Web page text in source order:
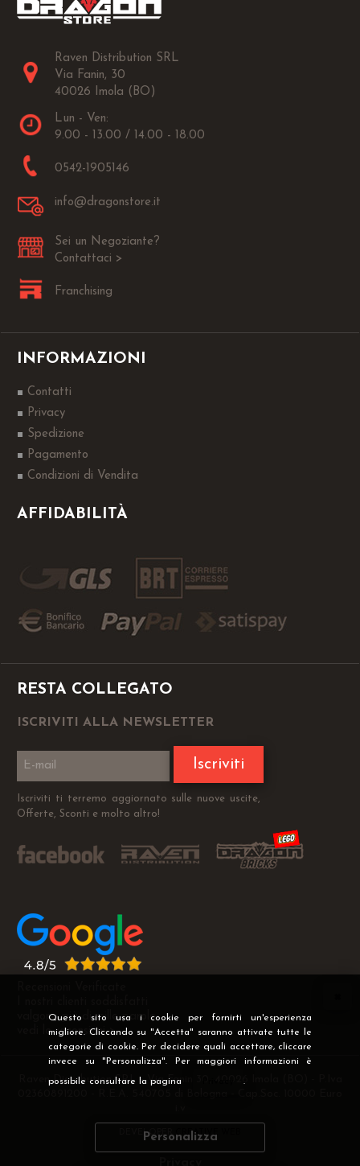
Questo sito usa i cookie per fornirti un'esperienza
migliore. Cliccando su "Accetta" saranno attivate tutte le
categorie di cookie. Per decidere quali accettare, cliccare
invece su "Personalizza". Per maggiori informazioni è
possibile consultare la pagina .
Personalizza
Raven Distribution SRL
Via Fanin, 30
40026 Imola (BO)
Lun - Ven:
9.00 - 13.00 / 14.00 - 18.00
0542-1905146
info@dragonstore.it
Sei un Negoziante?
Contattaci >
Franchising
INFORMAZIONI
Contatti
Privacy
Spedizione
Pagamento
Condizioni di Vendita
AFFIDABILITÀ
RESTA COLLEGATO
ISCRIVITI ALLA NEWSLETTER
Iscriviti
Iscriviti ti terremo aggiornato sulle nuove uscite,
Offerte, Sconti e molto altro!
valgono più di mille parole
vedi le recensioni >
Raven Distribution SRL - Via Fanin 30, 40026 Imola (BO) - P.Iva
DEVELOPER CREATIVE WEB